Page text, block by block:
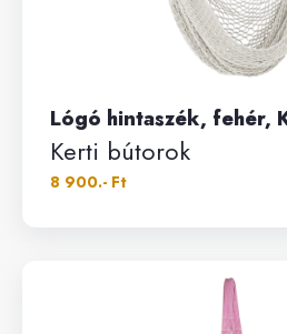
Lógó hintaszék, fehér,
Kerti bútorok
8 900.- Ft